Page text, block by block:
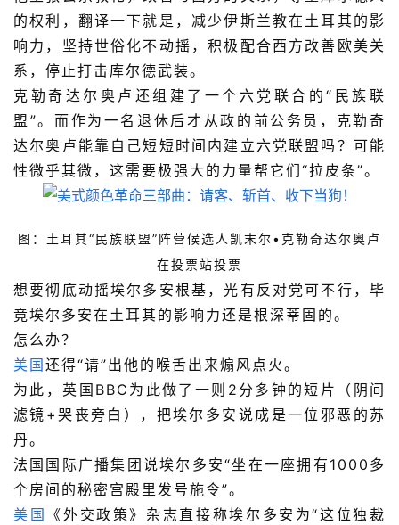
的权利，翻译一下就是，减少伊斯兰教在土耳其的影
响力，坚持世俗化不动摇，积极配合西方改善欧美关
系，停止打击库尔德武装。
克勒奇达尔奥卢还组建了一个六党联合的“民族联
盟”。而作为一名退休后才从政的前公务员，克勒奇
达尔奥卢能靠自己短短时间内建立六党联盟吗？可能
性微乎其微，这需要极强大的力量帮它们“拉皮条”。
图：土耳其“民族联盟”阵营候选人凯末尔•克勒奇达尔奥卢
在投票站投票
想要彻底动摇埃尔多安根基，光有反对党可不行，毕
竟埃尔多安在土耳其的影响力还是根深蒂固的。
怎么办？
美国 还得“请”出他的喉舌出来煽风点火。
为此，英国BBC为此做了一则2分多钟的短片（阴间
滤镜+哭丧旁白），把埃尔多安说成是一位邪恶的苏
丹。
法国国际广播集团说埃尔多安“坐在一座拥有1000多
个房间的秘密宫殿里发号施令”。
美国 《外交政策》杂志直接称埃尔多安为“这位独裁